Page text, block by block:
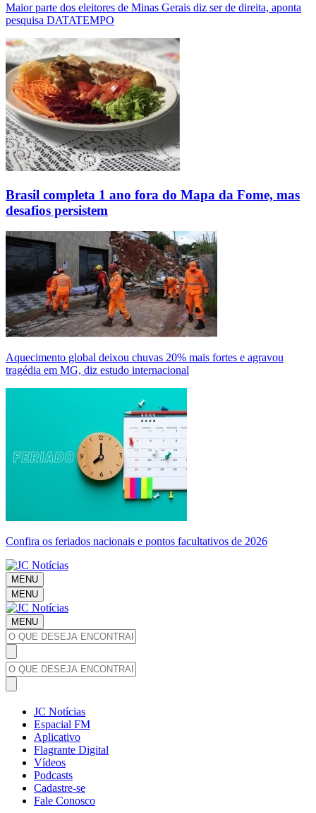
Maior parte dos eleitores de Minas Gerais diz ser de direita, aponta
pesquisa DATATEMPO
Brasil completa 1 ano fora do Mapa da Fome, mas
desafios persistem
Aquecimento global deixou chuvas 20% mais fortes e agravou
tragédia em MG, diz estudo internacional
Confira os feriados nacionais e pontos facultativos de 2026
MENU
MENU
MENU
JC Notícias
Espacial FM
Aplicativo
Flagrante Digital
Vídeos
Podcasts
Cadastre-se
Fale Conosco